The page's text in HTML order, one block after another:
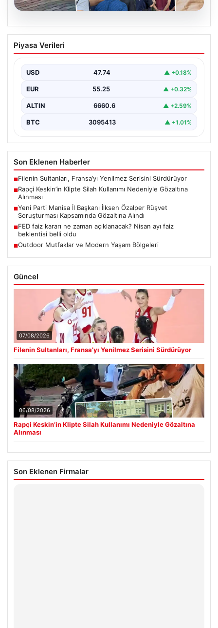
06.08.2026
Rapçi Keskin’in Klipte Silah Kullanımı
Nedeniyle Gözaltına Alınması
rapçi Yüşa Keskin, son yaptığı müzik klibinde…
Piyasa Verileri
USD 47.74 ▲ +0.18%
EUR 55.25 ▲ +0.32%
ALTIN 6660.6 ▲ +2.59%
BTC 3095413 ▲ +1.01%
Son Eklenen Haberler
■Filenin Sultanları, Fransa’yı Yenilmez Serisini Sürdürüyor
■Rapçi Keskin’in Klipte Silah Kullanımı Nedeniyle Gözaltına
Alınması
■Yeni Parti Manisa İl Başkanı İlksen Özalper Rüşvet
Soruşturması Kapsamında Gözaltına Alındı
■FED faiz kararı ne zaman açıklanacak? Nisan ayı faiz
beklentisi belli oldu
■Outdoor Mutfaklar ve Modern Yaşam Bölgeleri
Güncel
07/08/2026
Filenin Sultanları, Fransa’yı Yenilmez Serisini Sürdürüyor
06/08/2026
Rapçi Keskin’in Klipte Silah Kullanımı Nedeniyle Gözaltına
Alınması
Son Eklenen Firmalar